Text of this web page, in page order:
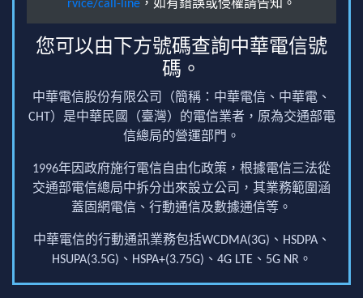
rvice/call-line ，如有錯誤或侵權請告知。
您可以由下方號碼查詢中華電信號
碼。
中華電信股份有限公司（簡稱：中華電信、中華電、
CHT）是中華民國（臺灣）的電信業者，原為交通部電
信總局的營運部門。
1996年因政府施行電信自由化政策，根據電信三法從
交通部電信總局中拆分出來設立公司，其業務範圍涵
蓋固網電信、行動通信及數據通信等。
中華電信的行動通訊業務包括WCDMA(3G)、HSDPA、
HSUPA(3.5G)、HSPA+(3.75G)、4G LTE、5G NR。